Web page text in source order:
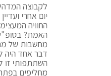
לקבוצה
יום אחרי
החוויה
האמת?
מחשבות של
דבר אחד היה
השתתפותי זו
מחליפים